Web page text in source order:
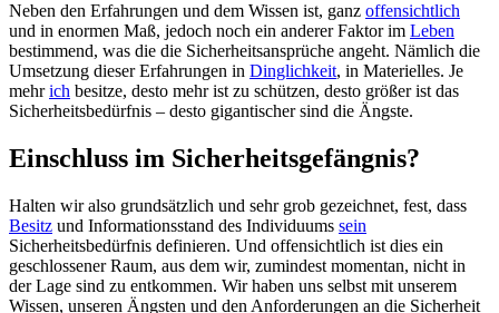
Neben den Erfahrungen und dem Wissen ist, ganz offensichtlich
und in enormen Maß, jedoch noch ein anderer Faktor im Leben
bestimmend, was die die Sicherheitsansprüche angeht. Nämlich die
Umsetzung dieser Erfahrungen in Dinglichkeit, in Materielles. Je
mehrich besitze, desto mehr ist zu schützen, desto größer ist das
Sicherheitsbedürfnis – desto gigantischer sind die Ängste.
Einschluss im Sicherheitsgefängnis?
Halten wir also grundsätzlich und sehr grob gezeichnet, fest, dass
Besitz und Informationsstand des Individuums sein
Sicherheitsbedürfnis definieren. Und offensichtlich ist dies ein
geschlossener Raum, aus dem wir, zumindest momentan, nicht in
der Lage sind zu entkommen. Wir haben uns selbst mit unserem
Wissen, unseren Ängsten und den Anforderungen an die Sicherheit